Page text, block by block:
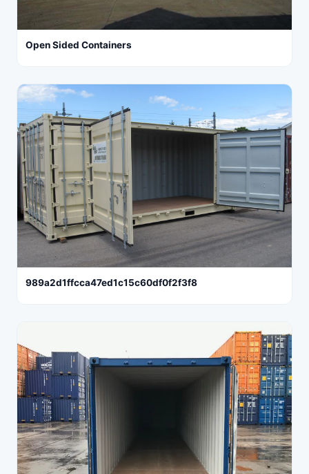
Open Sided Containers
989a2d1ffcca47ed1c15c60df0f2f3f8